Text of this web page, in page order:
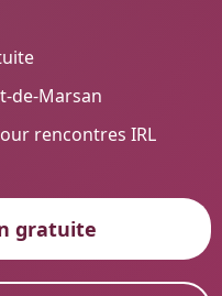
de-Marsan
rencontres IRL
gratuite